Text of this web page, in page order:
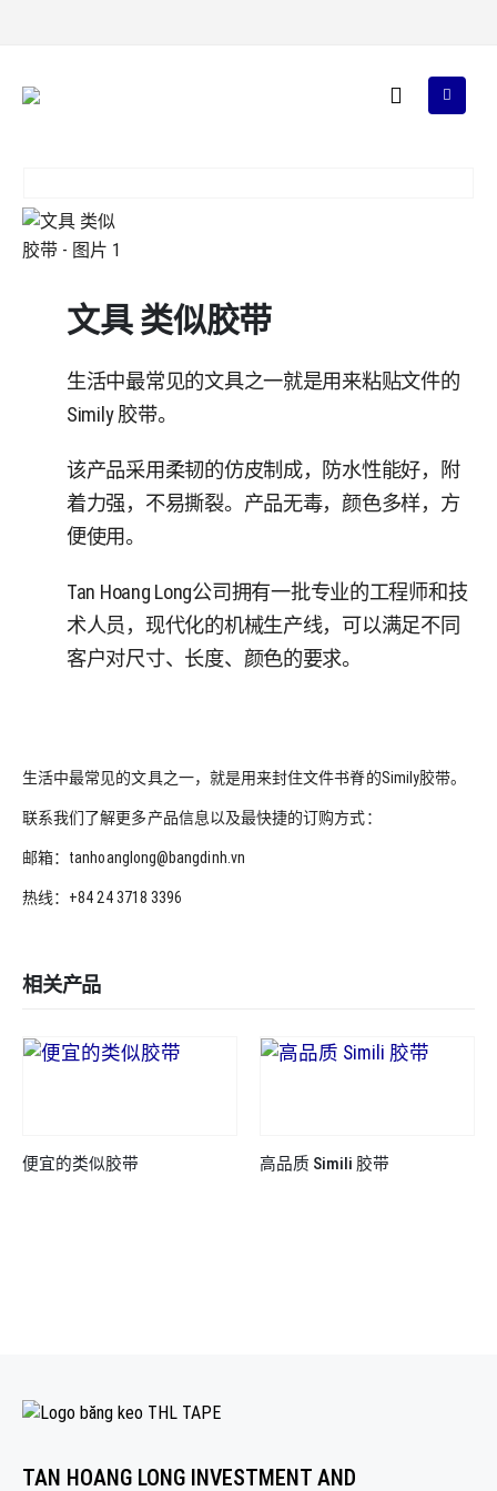
文具 类似胶带
生活中最常见的文具之一就是用来粘贴文件的
Simily 胶带。
该产品采用柔韧的仿皮制成，防水性能好，附
着力强，不易撕裂。产品无毒，颜色多样，方
便使用。
Tan Hoang Long公司拥有一批专业的工程师和技
术人员，现代化的机械生产线，可以满足不同
客户对尺寸、长度、颜色的要求。
生活中最常见的文具之一，就是用来封住文件书脊的Simily胶带。
联系我们了解更多产品信息以及最快捷的订购方式：
邮箱：tanhoanglong@bangdinh.vn
热线：+84 24 3718 3396
相关产品
便宜的类似胶带 高品质 Simili 胶带
TAN HOANG LONG INVESTMENT AND